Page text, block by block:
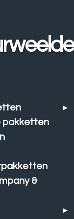
pakketten
&